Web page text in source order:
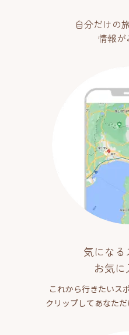
自分だけの
情報が
気になる
お気
これから行きたいス
クリップしてあなただ